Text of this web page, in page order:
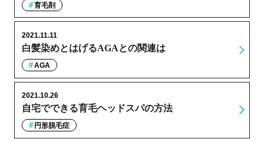
育毛剤
白髪染めとはげるAGAとの関連は
2021.11.11
AGA
自宅でできる育毛ヘッドスパの方法
2021.10.26
円形脱毛症